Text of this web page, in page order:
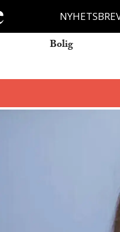
Bolig